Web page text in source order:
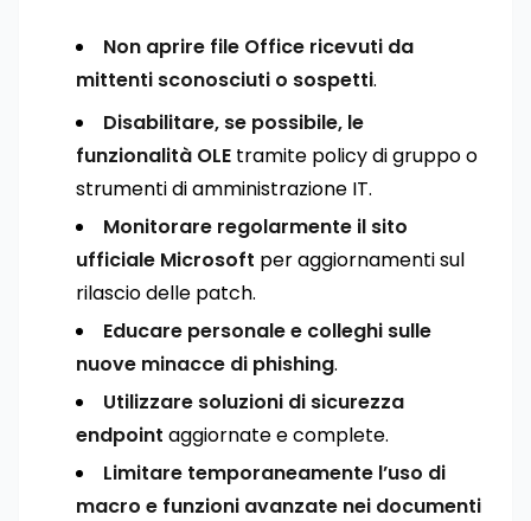
Non aprire file Office ricevuti da
mittenti sconosciuti o sospetti.
Disabilitare, se possibile, le
funzionalità OLE tramite policy di gruppo o
strumenti di amministrazione IT.
Monitorare regolarmente il sito
ufficiale Microsoft per aggiornamenti sul
rilascio delle patch.
Educare personale e colleghi sulle
nuove minacce di phishing.
Utilizzare soluzioni di sicurezza
endpoint aggiornate e complete.
Limitare temporaneamente l’uso di
macro e funzioni avanzate nei documenti